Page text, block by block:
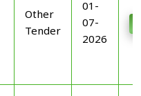
Other
Tender
01-
07-
2026